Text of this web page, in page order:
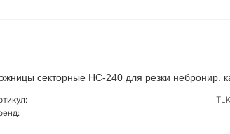
секторные НС-240 для резки небронир.